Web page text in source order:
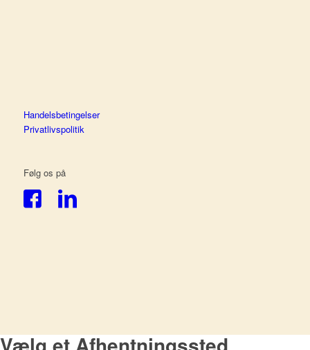
Handelsbetingelser
Privatlivspolitik
Følg os på